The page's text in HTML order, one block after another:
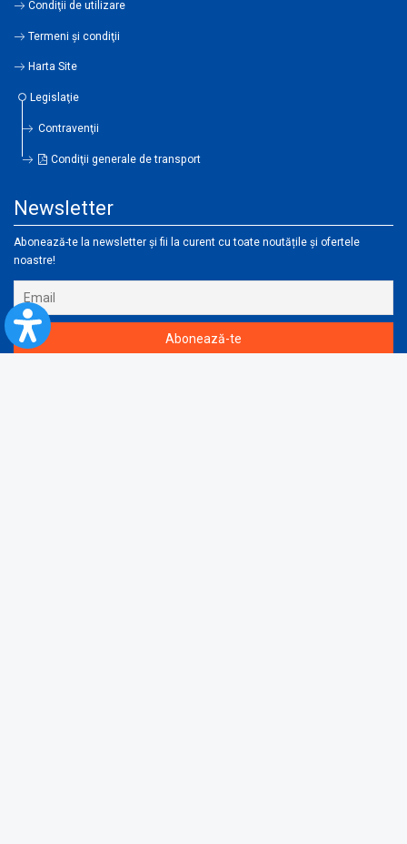
Condiţii de utilizare
Termeni şi condiţii
Harta Site
Legislaţie
Contravenţii
Condiţii generale de transport
Newsletter
Abonează-te la newsletter și fii la curent cu toate noutățile și ofertele
noastre!